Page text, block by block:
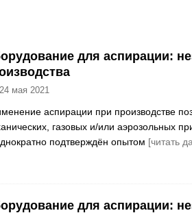
для аспирации:
24 мая 2021
аспирации при производстве
газовых и/или аэрозольных
подтверждён опытом [читать
для аспирации: